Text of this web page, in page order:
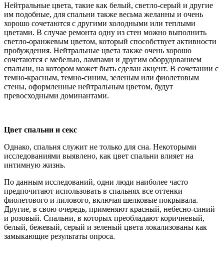
Нейтральные цвета, такие как белый, светло-серый и другие
им подобные, для спальни также весьма желанны и очень
хорошо сочетаются с другими холодными или теплыми
цветами. В случае ремонта одну из стен можно выполнить
светло-оранжевым цветом, который способствует активности
пробуждения. Нейтральные цвета также очень хорошо
сочетаются с мебелью, лампами и другим оборудованием
спальни, на котором может быть сделан акцент. В сочетании с
темно-красным, темно-синим, зеленым или фиолетовым
стены, оформленные нейтральным цветом, будут
превосходными доминантами.
Цвет спальни и секс
Однако, спальня служит не только для сна. Некоторыми
исследованиями выявлено, как цвет спальни влияет на
интимную жизнь.
По данным исследований, одни люди наиболее часто
предпочитают использовать в спальнях все оттенки
фиолетового и лилового, включая шелковые покрывала.
Другие, в свою очередь, применяют красный, небесно-синий
и розовый. Спальни, в которых преобладают коричневый,
белый, бежевый, серый и зеленый цвета локализованы как
замыкающие результаты опроса.